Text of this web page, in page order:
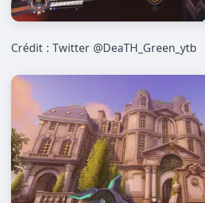
Crédit : Twitter @DeaTH_Green_ytb